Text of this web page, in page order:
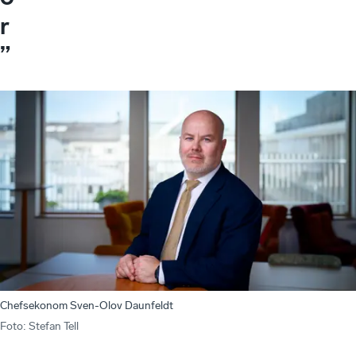
r
”
Chefsekonom Sven-Olov Daunfeldt
Foto: Stefan Tell